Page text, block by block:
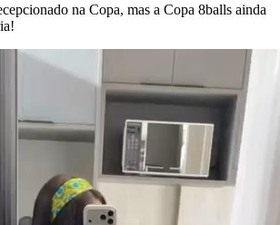
na Copa, mas a Copa 8balls ainda